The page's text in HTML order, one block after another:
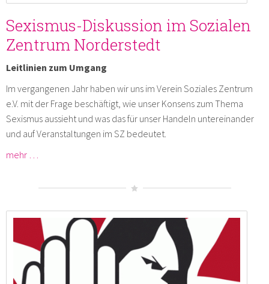
Sexismus-Diskussion im Sozialen
Zentrum Norderstedt
Leitlinien zum Umgang
Im vergangenen Jahr haben wir uns im Verein Soziales Zentrum
e.V. mit der Frage beschäftigt, wie unser Konsens zum Thema
Sexismus aussieht und was das für unser Handeln untereinander
und auf Veranstaltungen im SZ bedeutet.
mehr …